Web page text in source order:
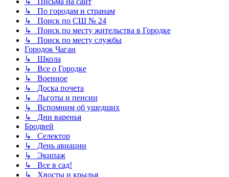
↳ По городам и странам
↳ Поиск по СШ № 24
↳ Поиск по месту жительства в Городке
↳ Поиск по месту службы
Городок Чаган
↳ Школа
↳ Все о Городке
↳ Военное
↳ Доска почета
↳ Льготы и пенсии
↳ Вспомним об ушедших
↳ Дни варенья
Бродвей
↳ Селектор
↳ День авиации
↳ Экипаж
↳ Все в сад!
↳ Хвосты и крылья